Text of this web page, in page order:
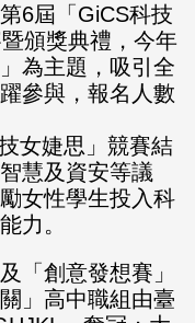
6屆「GiCS科技
頒獎典禮，今年
為主題，吸引全
參與，報名人數
女婕思」競賽結
慧及資安等議
女性學生投入科
力。
「創意發想賽」
」高中職組由臺